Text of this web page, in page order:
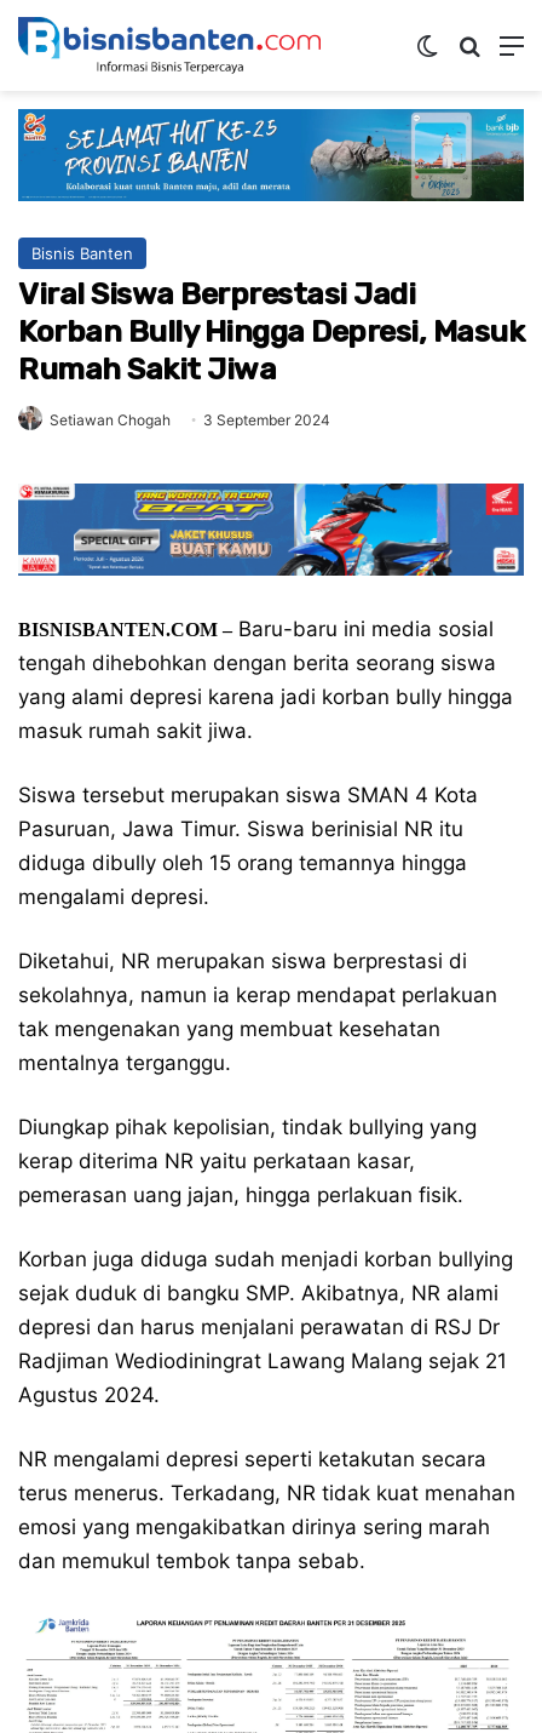
Switch skin
Bisnis Banten
Viral Siswa Berprestasi Jadi
Korban Bully Hingga Depresi, Masuk
Rumah Sakit Jiwa
Setiawan Chogah 3 September 2024
BISNISBANTEN.COM –Baru-baru ini media sosial
tengah dihebohkan dengan berita seorang siswa
yang alami depresi karena jadi korban bully hingga
masuk rumah sakit jiwa.
Siswa tersebut merupakan siswa SMAN 4 Kota
Pasuruan, Jawa Timur. Siswa berinisial NR itu
diduga dibully oleh 15 orang temannya hingga
mengalami depresi.
Diketahui, NR merupakan siswa berprestasi di
sekolahnya, namun ia kerap mendapat perlakuan
tak mengenakan yang membuat kesehatan
mentalnya terganggu.
Diungkap pihak kepolisian, tindak bullying yang
kerap diterima NR yaitu perkataan kasar,
pemerasan uang jajan, hingga perlakuan fisik.
Korban juga diduga sudah menjadi korban bullying
sejak duduk di bangku SMP. Akibatnya, NR alami
depresi dan harus menjalani perawatan di RSJ Dr
Radjiman Wediodiningrat Lawang Malang sejak 21
Agustus 2024.
NR mengalami depresi seperti ketakutan secara
terus menerus. Terkadang, NR tidak kuat menahan
emosi yang mengakibatkan dirinya sering marah
dan memukul tembok tanpa sebab.